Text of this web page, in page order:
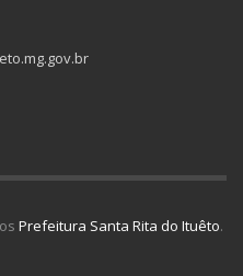
Prefeitura Santa Rita do Ituêto.